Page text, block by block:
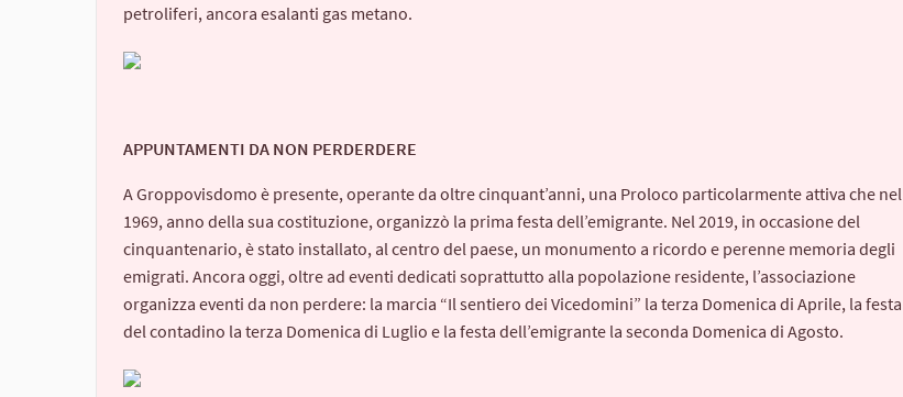
petroliferi, ancora esalanti gas metano.
APPUNTAMENTI DA NON PERDERDERE
A Groppovisdomo è presente, operante da oltre cinquant’anni, una Proloco particolarmente attiva che nel
1969, anno della sua costituzione, organizzò la prima festa dell’emigrante. Nel 2019, in occasione del
cinquantenario, è stato installato, al centro del paese, un monumento a ricordo e perenne memoria degli
emigrati. Ancora oggi, oltre ad eventi dedicati soprattutto alla popolazione residente, l’associazione
organizza eventi da non perdere: la marcia “Il sentiero dei Vicedomini” la terza Domenica di Aprile, la festa
del contadino la terza Domenica di Luglio e la festa dell’emigrante la seconda Domenica di Agosto.